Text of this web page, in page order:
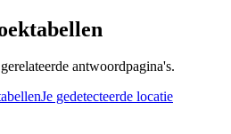
antwoordpagina's.
Je gedetecteerde locatie